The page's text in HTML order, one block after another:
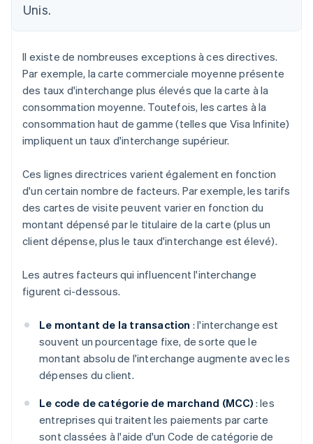
Unis.
Il existe de nombreuses exceptions à ces directives.
Par exemple, la carte commerciale moyenne présente
des taux d'interchange plus élevés que la carte à la
consommation moyenne. Toutefois, les cartes à la
consommation haut de gamme (telles que Visa Infinite)
impliquent un taux d'interchange supérieur.
Ces lignes directrices varient également en fonction
d'un certain nombre de facteurs. Par exemple, les tarifs
des cartes de visite peuvent varier en fonction du
montant dépensé par le titulaire de la carte (plus un
client dépense, plus le taux d'interchange est élevé).
Les autres facteurs qui influencent l'interchange
figurent ci-dessous.
Le montant de la transaction : l'interchange est
souvent un pourcentage fixe, de sorte que le
montant absolu de l'interchange augmente avec les
dépenses du client.
Le code de catégorie de marchand (MCC) : les
entreprises qui traitent les paiements par carte
sont classées à l'aide d'un Code de catégorie de